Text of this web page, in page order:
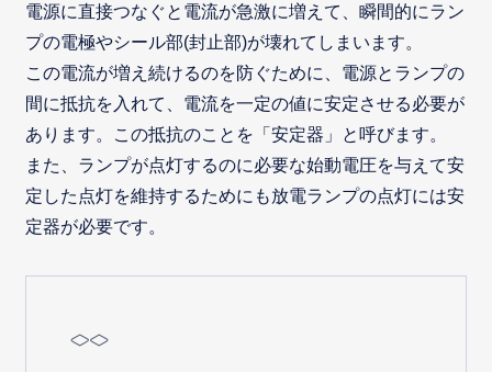
電源に直接つなぐと電流が急激に増えて、瞬間的にラン
プの電極やシール部(封止部)が壊れてしまいます。
この電流が増え続けるのを防ぐために、電源とランプの
間に抵抗を入れて、電流を一定の値に安定させる必要が
あります。この抵抗のことを「安定器」と呼びます。
また、ランプが点灯するのに必要な始動電圧を与えて安
定した点灯を維持するためにも放電ランプの点灯には安
定器が必要です。